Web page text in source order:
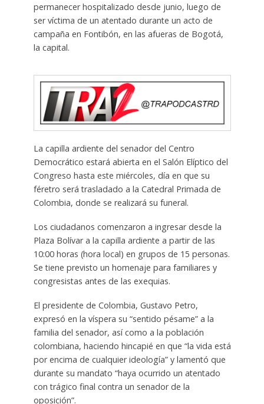
permanecer hospitalizado desde junio, luego de
ser víctima de un atentado durante un acto de
campaña en Fontibón, en las afueras de Bogotá,
la capital.
La capilla ardiente del senador del Centro
Democrático estará abierta en el Salón Elíptico del
Congreso hasta este miércoles, día en que su
féretro será trasladado a la Catedral Primada de
Colombia, donde se realizará su funeral.
Los ciudadanos comenzaron a ingresar desde la
Plaza Bolívar a la capilla ardiente a partir de las
10:00 horas (hora local) en grupos de 15 personas.
Se tiene previsto un homenaje para familiares y
congresistas antes de las exequias.
El presidente de Colombia, Gustavo Petro,
expresó en la víspera su “sentido pésame” a la
familia del senador, así como a la población
colombiana, haciendo hincapié en que “la vida está
por encima de cualquier ideología” y lamentó que
durante su mandato “haya ocurrido un atentado
con trágico final contra un senador de la
oposición”.